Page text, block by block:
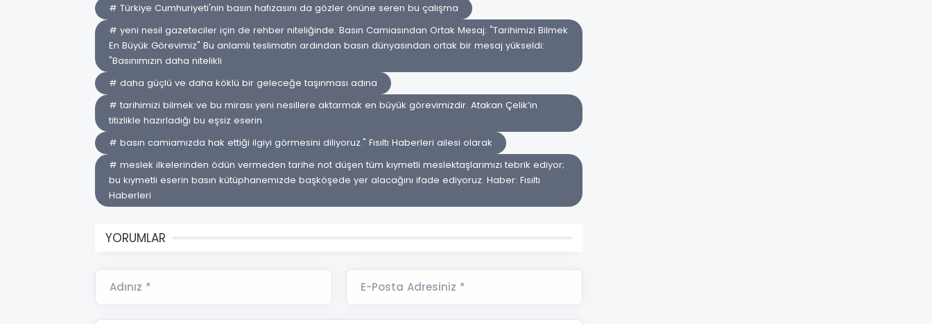
# Türkiye Cumhuriyeti'nin basın hafızasını da gözler önüne seren bu çalışma
# yeni nesil gazeteciler için de rehber niteliğinde. Basın Camiasından Ortak Mesaj: "Tarihimizi Bilmek
En Büyük Görevimiz" Bu anlamlı teslimatın ardından basın dünyasından ortak bir mesaj yükseldi:
"Basınımızın daha nitelikli
# daha güçlü ve daha köklü bir geleceğe taşınması adına
# tarihimizi bilmek ve bu mirası yeni nesillere aktarmak en büyük görevimizdir. Atakan Çelik’in
titizlikle hazırladığı bu eşsiz eserin
# basın camiamızda hak ettiği ilgiyi görmesini diliyoruz." Fısıltı Haberleri ailesi olarak
# meslek ilkelerinden ödün vermeden tarihe not düşen tüm kıymetli meslektaşlarımızı tebrik ediyor;
bu kıymetli eserin basın kütüphanemizde başköşede yer alacağını ifade ediyoruz. Haber: Fısıltı
Haberleri
YORUMLAR
Adınız * E-Posta Adresiniz *